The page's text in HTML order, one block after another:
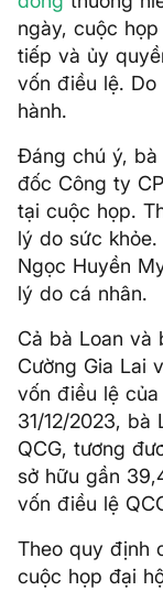
ngày, cuộc
tiếp và ủy
vốn điều lệ.
hành.
Đáng chú ý, bà
đốc Công ty
tại cuộc họp.
lý do sức
Ngọc Huyền
lý do cá nhân.
Cả bà Loan và
Cường Gia Lai
vốn điều lệ
31/12/2023, bà
QCG, tương
sở hữu gần
vốn điều lệ
Theo quy định
cuộc họp đại